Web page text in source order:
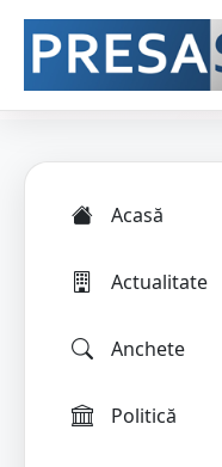
Acasă
Actualitate
Anchete
Politică